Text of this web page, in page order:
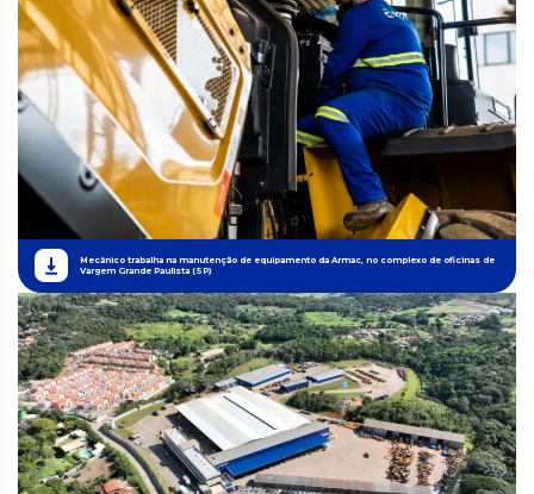
Mecânico trabalha na manutenção de equipamento da Armac, no complexo de oficinas de
Vargem Grande Paulista (SP)